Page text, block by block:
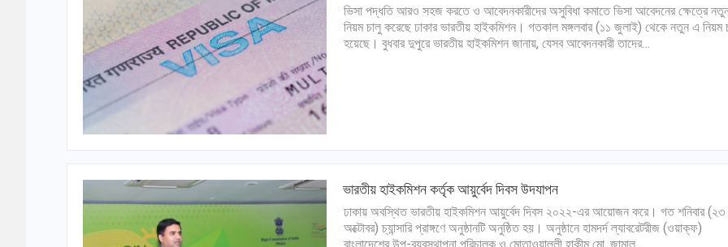
ভিসা পদ্ধতি আরও সহজ করতে ও আবেদনকারীদের অসুবিধা কমাতে ভিসা আবেদনের ক্ষেত্রে
নিয়ম চালু করেছে ঢাকার ভারতীয় হাইক‌মিশন। গতকাল মঙ্গলবার (১১ জুলাই) থেকে নতুন এ নিয়ম
হয়েছে। বুধবার দুপুরে ভারতীয় হাইকমিশন জানায়, যেসব আবেদনকারী তাদের…
ভারতীয় হাইকমিশন কর্তৃক আয়ুর্বেদ দিবস উদযাপন
ঢাকায় অবস্থিত ভারতীয় হাইকমিশন আয়ুর্বেদ দিবস ২০২২-এর আয়োজন করে। গত শনিবার (২৩
অক্টোবর) চ্যান্সারি প্রাঙ্গণে অনুষ্ঠানটি অনুষ্ঠিত হয়। অনুষ্ঠানে হামদর্দ ল্যাবরেটরীজ (ওয়াক্ফ)